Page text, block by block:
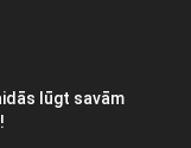
lūgt savām